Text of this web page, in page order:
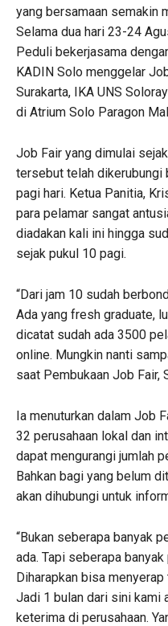
yang bersamaan semakin
Selama dua hari 23-24
Peduli bekerjasama
KADIN Solo menggelar
Surakarta, IKA UNS
di Atrium Solo Paragon
Job Fair yang dimulai
tersebut telah dikerubungi
pagi hari. Ketua Panitia,
para pelamar sangat
diadakan kali ini hingga
sejak pukul 10 pagi.
“Dari jam 10 sudah
Ada yang fresh graduate,
dicatat sudah ada 3500
online. Mungkin nanti
saat Pembukaan Job Fair,
Ia menuturkan dalam Job
32 perusahaan lokal dan
dapat mengurangi jumlah
Bahkan bagi yang belum
akan dihubungi untuk
“Bukan seberapa banyak
ada. Tapi seberapa
Diharapkan bisa
Jadi 1 bulan dari sini kami
keterima di perusahaan.